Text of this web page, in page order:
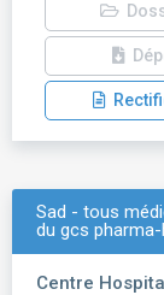
Sad - tous
du gcs
Centre